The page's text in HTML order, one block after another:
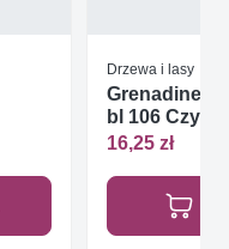
Drzewa i lasy
Grenadines
bl 106
16,25 zł